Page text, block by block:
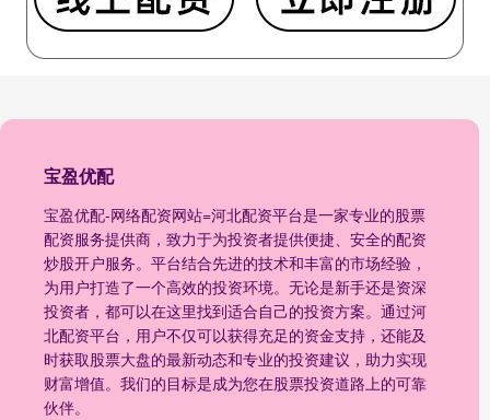
宝盈优配
宝盈优配-网络配资网站=河北配资平台是一家专业的股票
配资服务提供商，致力于为投资者提供便捷、安全的配资
炒股开户服务。平台结合先进的技术和丰富的市场经验，
为用户打造了一个高效的投资环境。无论是新手还是资深
投资者，都可以在这里找到适合自己的投资方案。通过河
北配资平台，用户不仅可以获得充足的资金支持，还能及
时获取股票大盘的最新动态和专业的投资建议，助力实现
财富增值。我们的目标是成为您在股票投资道路上的可靠
伙伴。